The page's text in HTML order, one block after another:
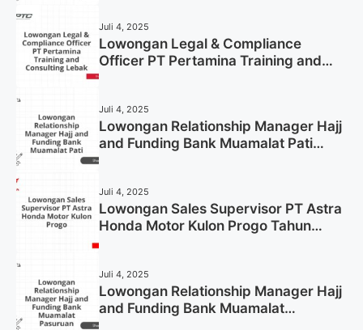
Juli 4, 2025
Lowongan Legal & Compliance
Officer PT Pertamina Training and
Juli 4, 2025
Lowongan Relationship Manager Hajj
and Funding Bank Muamalat Pati
Juli 4, 2025
Lowongan Sales Supervisor PT Astra
Honda Motor Kulon Progo Tahun
Juli 4, 2025
Lowongan Relationship Manager Hajj
and Funding Bank Muamalat